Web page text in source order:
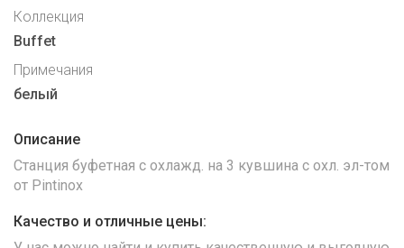
Коллекция
Buffet
Примечания
белый
Описание
Станция буфетная с охлажд. на 3 кувшина с охл. эл-том
от Pintinox
Качество и отличные цены: